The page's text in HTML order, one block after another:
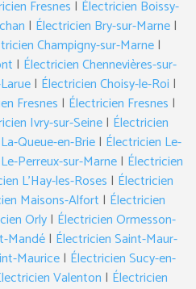
Fresnes | Électricien Boissy-
| Électricien Bry-sur-Marne|
Champigny-sur-Marne|
| Électricien Chennevières-sur-
| Électricien Choisy-le-Roi |
Fresnes | Électricien Fresnes |
Ivry-sur-Seine| Électricien
Queue-en-Brie| Électricien Le-
Perreux-sur-Marne| Électricien
L’Hay-les-Roses | Électricien
Maisons-Alfort | Électricien
Orly| Électricien Ormesson-
Mandé| Électricien Saint-Maur-
Maurice| Électricien Sucy-en-
Valenton | Électricien